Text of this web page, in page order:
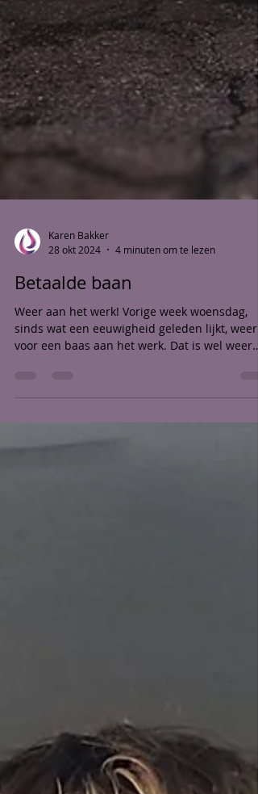
28 okt 2024
4 minuten om te lezen
Betaalde baan
Weer aan het werk! Vorige week woensdag,
even...